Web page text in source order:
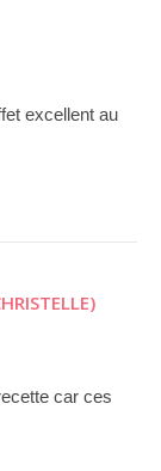
excellent au
car ces